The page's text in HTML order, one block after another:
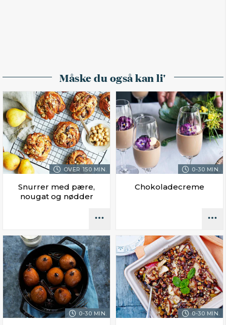
Måske du også kan li'
OVER 150 MIN.
Snurrer med pære,
nougat og nødder
0-30 MIN.
Chokoladecreme
0-30 MIN. 0-30 MIN.